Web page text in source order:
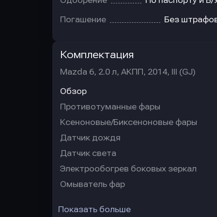
Погашение Без
Комплектация
Mazda 6, 2.0 л, АКПП, 2014, III (GJ)
Обзор
Противотуманные фары
Ксеноновые/Биксеноновые фары
Датчик дождя
Датчик света
Электрообогрев боковых зеркал
Омыватель фар
Показать больше